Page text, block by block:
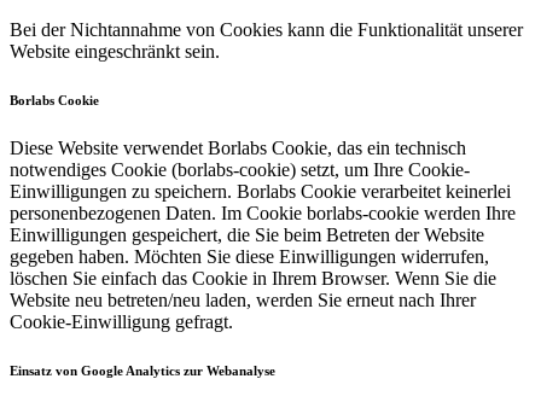
Bei der Nichtannahme von Cookies kann die Funktionalität unserer
Website eingeschränkt sein.
Borlabs Cookie
Diese Website verwendet Borlabs Cookie, das ein technisch
notwendiges Cookie (borlabs-cookie) setzt, um Ihre Cookie-
Einwilligungen zu speichern. Borlabs Cookie verarbeitet keinerlei
personenbezogenen Daten. Im Cookie borlabs-cookie werden Ihre
Einwilligungen gespeichert, die Sie beim Betreten der Website
gegeben haben. Möchten Sie diese Einwilligungen widerrufen,
löschen Sie einfach das Cookie in Ihrem Browser. Wenn Sie die
Website neu betreten/neu laden, werden Sie erneut nach Ihrer
Cookie-Einwilligung gefragt.
Einsatz von Google Analytics zur Webanalyse